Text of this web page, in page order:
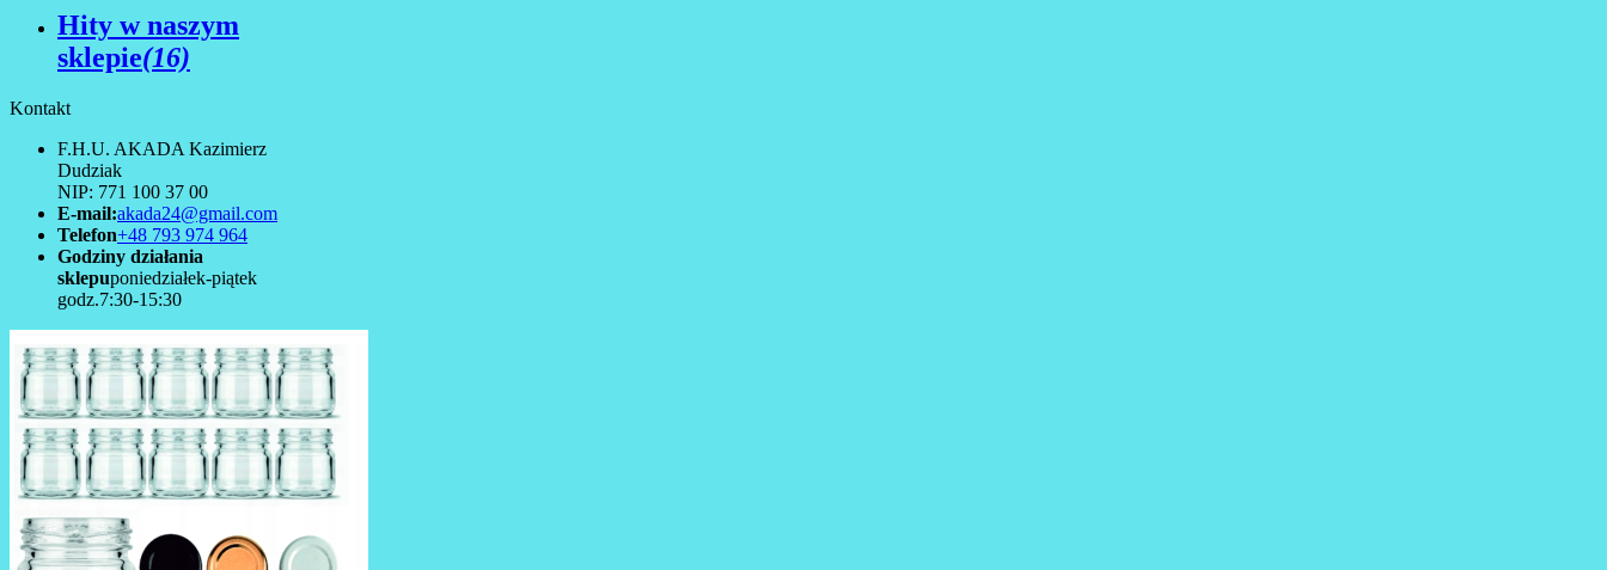
Hity w naszym
sklepie(16)
Kontakt
F.H.U. AKADA Kazimierz
Dudziak
NIP: 771 100 37 00
E-mail:akada24@gmail.com
Telefon+48 793 974 964
Godziny działania
sklepuponiedziałek-piątek
godz.7:30-15:30